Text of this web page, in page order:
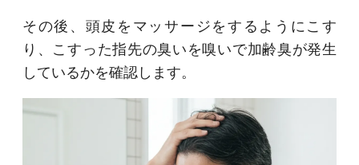
その後、頭皮をマッサージをするようにこす
り、こすった指先の臭いを嗅いで加齢臭が発生
しているかを確認します。